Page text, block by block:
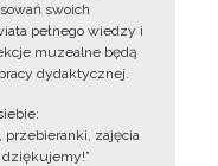
swoich
pełnego wiedzy i
muzealne będą
dydaktycznej.
przebieranki, zajęcia